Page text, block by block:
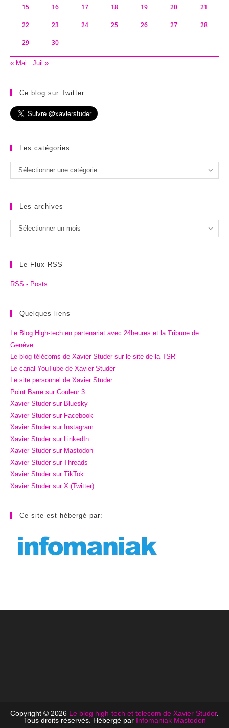
15 16 17 18 19 20 21
22 23 24 25 26 27 28
29 30
« Mai Juil »
Ce blog sur Twitter
Les catégories
Les
catégories
Sélectionner une catégorie
Les archives
Les
archives
Sélectionner un mois
Le Flux RSS
RSS - Posts
Quelques liens
Le Blog High-tech en partenariat avec 24heures et la Tribune de
Genève
Le blog télécoms de Xavier Studer sur le site de la TSR
Le canal YouTube de Xavier Studer
Le site personnel de Xavier Studer
Point Barre sur Couleur 3
Xavier Studer sur Bluesky
Xavier Studer sur Facebook
Xavier Studer sur Instagram
Xavier Studer sur LinkedIn
Xavier Studer sur Mastodon
Xavier Studer sur Threads
Xavier Studer sur TikTok
Xavier Studer sur X (Twitter)
Ce site est hébergé par:
Copyright © 2026 Le blog high-tech et telecom de Xavier Studer.
Tous droits réservés. Hébergé par Infomaniak Mastodon